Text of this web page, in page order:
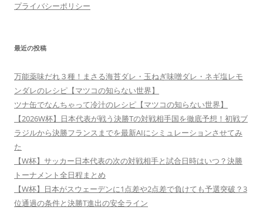
プライバシーポリシー
最近の投稿
万能薬味だれ３種！まさる海苔ダレ・玉ねぎ味噌ダレ・ネギ塩レモ
ンダレのレシピ【マツコの知らない世界】
ツナ缶でなんちゃって冷汁のレシピ【マツコの知らない世界】
【2026W杯】日本代表が戦う決勝Tの対戦相手国を徹底予想！初戦ブ
ラジルから決勝フランスまでを最新AIにシミュレーションさせてみ
た
【W杯】サッカー日本代表の次の対戦相手と試合日時はいつ？決勝
トーナメント全日程まとめ
【W杯】日本がスウェーデンに1点差や2点差で負けても予選突破？3
位通過の条件と決勝T進出の安全ライン